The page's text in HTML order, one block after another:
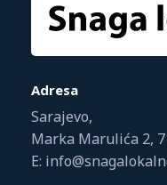
Adresa
Sarajevo,
Marka Marulića 2,
E: